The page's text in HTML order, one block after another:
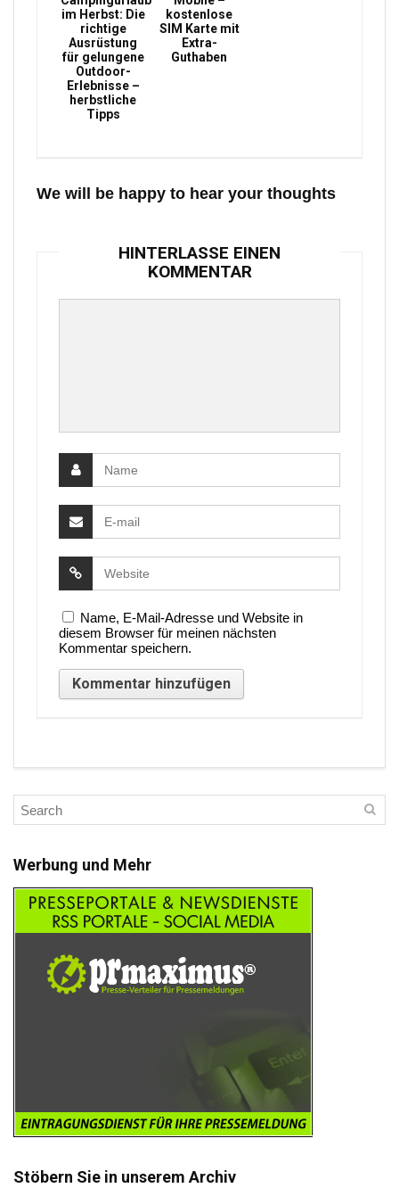
im Herbst: Die
richtige
Ausrüstung
für gelungene
Outdoor-
Erlebnisse –
herbstliche
Tipps
kostenlose
SIM Karte mit
Extra-
Guthaben
We will be happy to hear your thoughts
HINTERLASSE EINEN
KOMMENTAR
Name, E-Mail-Adresse und Website in
diesem Browser für meinen nächsten
Kommentar speichern.
Werbung und Mehr
Stöbern Sie in unserem Archiv